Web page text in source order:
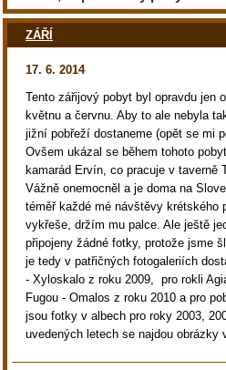
ZÁŘÍ
17. 6. 2014
Tento zářijový pobyt byl opravdu jen
květnu a červnu. Aby to ale nebyla
jižní pobřeží dostaneme (opět se mi
Ovšem ukázal se během tohoto
kamarád Ervín, co pracuje v taverně
Vážně onemocněl a je doma na
téměř každé mé návštěvy krétského
vykřeše, držím mu palce. Ale ještě
připojeny žádné fotky, protože jsme
je tedy v patřičných fotogaleriích
- Xyloskalo z roku 2009, pro rokli
Fugou - Omalos z roku 2010 a pro
jsou fotky v albech pro roky 2003,
uvedených letech se najdou